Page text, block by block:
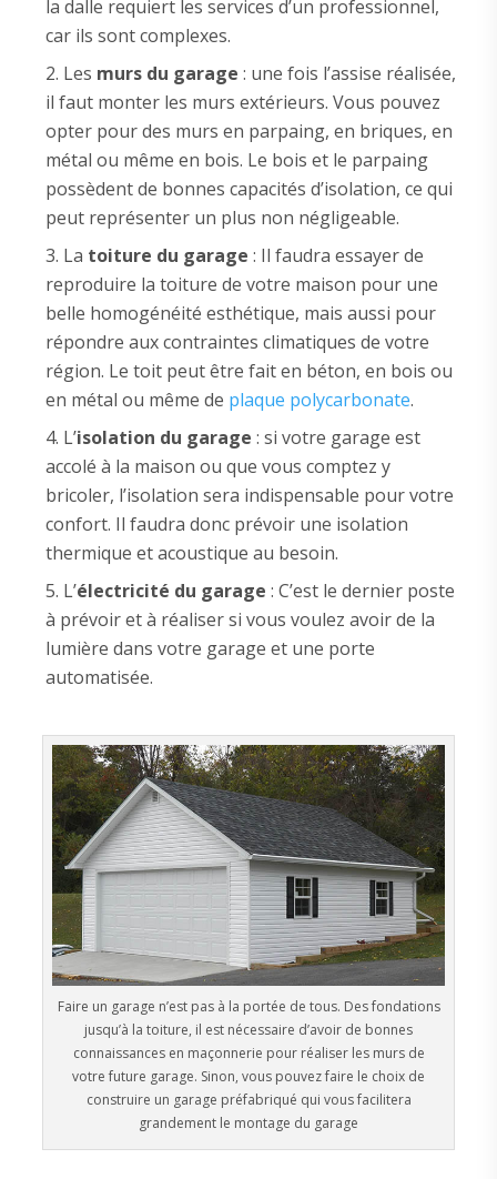
la dalle requiert les services d’un professionnel,
car ils sont complexes.
Les murs du garage : une fois l’assise réalisée,
il faut monter les murs extérieurs. Vous pouvez
opter pour des murs en parpaing, en briques, en
métal ou même en bois. Le bois et le parpaing
possèdent de bonnes capacités d’isolation, ce qui
peut représenter un plus non négligeable.
La toiture du garage : Il faudra essayer de
reproduire la toiture de votre maison pour une
belle homogénéité esthétique, mais aussi pour
répondre aux contraintes climatiques de votre
région. Le toit peut être fait en béton, en bois ou
en métal ou même de plaque polycarbonate.
L’isolation du garage : si votre garage est
accolé à la maison ou que vous comptez y
bricoler, l’isolation sera indispensable pour votre
confort. Il faudra donc prévoir une isolation
thermique et acoustique au besoin.
L’électricité du garage : C’est le dernier poste
à prévoir et à réaliser si vous voulez avoir de la
lumière dans votre garage et une porte
automatisée.
Faire un garage n’est pas à la portée de tous. Des fondations
jusqu’à la toiture, il est nécessaire d’avoir de bonnes
connaissances en maçonnerie pour réaliser les murs de
votre future garage. Sinon, vous pouvez faire le choix de
construire un garage préfabriqué qui vous facilitera
grandement le montage du garage